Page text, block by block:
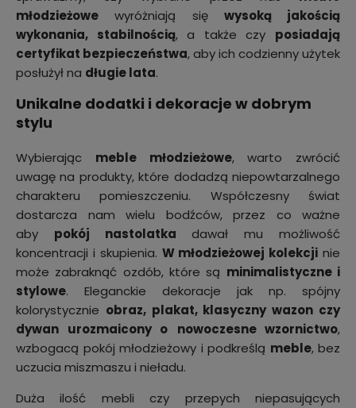
młodzieżowe wyróżniają się wysoką jakością
wykonania, stabilnością, a także czy posiadają
certyfikat bezpieczeństwa, aby ich codzienny użytek
posłużył na długie lata.
Unikalne dodatki i dekoracje w dobrym
stylu
Wybierając meble młodzieżowe, warto zwrócić
uwagę na produkty, które dodadzą niepowtarzalnego
charakteru pomieszczeniu. Współczesny świat
dostarcza nam wielu bodźców, przez co ważne
aby pokój nastolatka dawał mu możliwość
koncentracji i skupienia. W młodzieżowej kolekcji nie
może zabraknąć ozdób, które są minimalistyczne i
stylowe. Eleganckie dekoracje
jak np. spójny
kolorystycznie obraz, plakat, klasyczny wazon czy
dywan urozmaicony o
nowoczesne wzornictwo,
wzbogacą pokój młodzieżowy i podkreślą meble, bez
uczucia miszmaszu i nieładu.
Duża ilość mebli czy przepych niepasujących